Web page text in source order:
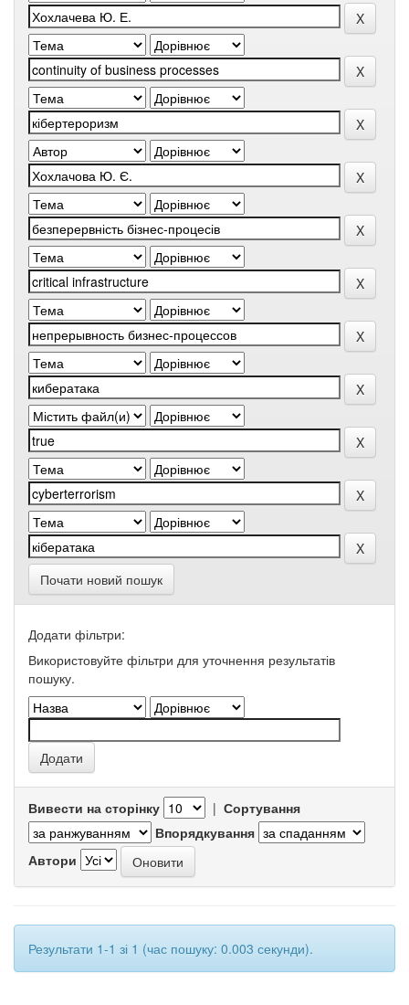
Почати новий пошук
Додати фільтри:
Використовуйте фільтри для уточнення результатів
пошуку.
Вивести на сторінку | Сортування
Впорядкування
Автори
Результати 1-1 зі 1 (час пошуку: 0.003 секунди).